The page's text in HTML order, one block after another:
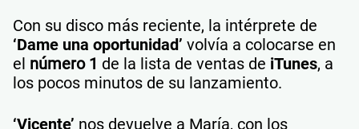
Con su disco más reciente, la intérprete de
‘Dame una oportunidad’ volvía a colocarse en
el número 1 de la lista de ventas de iTunes, a
los pocos minutos de su lanzamiento.
‘Vicente’ nos devuelve a María, con los